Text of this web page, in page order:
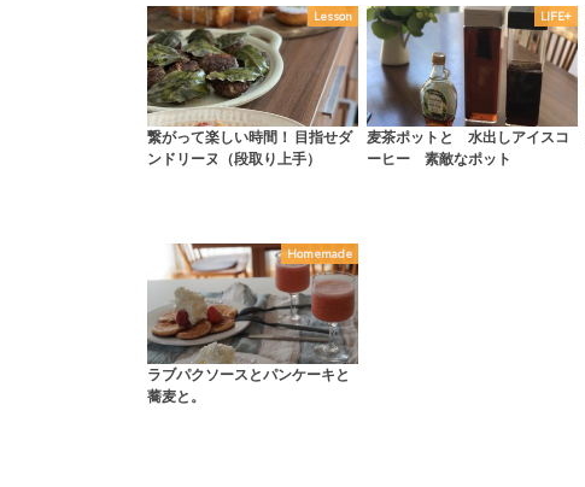
Lesson
繋がって楽しい時間！ 目指せダ
ンドリーヌ（段取り上手）
LIFE+
麦茶ポットと 水出しアイスコ
ーヒー 素敵なポット
Homemade
ラブパクソースとパンケーキと
蕎麦と。